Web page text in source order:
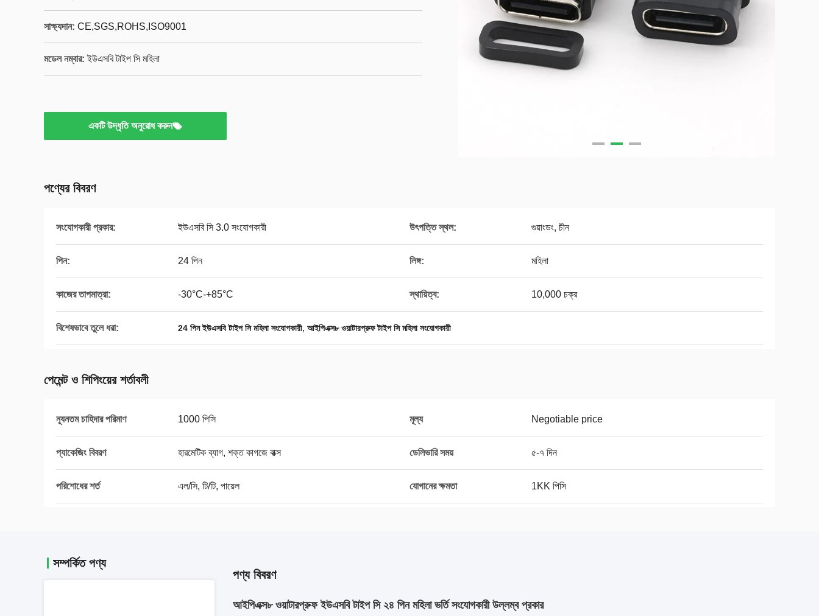
সাক্ষ্যদান: CE,SGS,ROHS,ISO9001
মডেল নম্বার: ইউএসবি টাইপ সি মহিলা
একটি উদ্ধৃতি অনুরোধ করুন
পণ্যের বিবরণ
সংযোগকারী প্রকার: ইউএসবি সি 3.0 সংযোগকারী উৎপত্তি স্থল: গুয়াংডং, চীন
পিন: 24 পিন লিঙ্গ: মহিলা
কাজের তাপমাত্রা: -30°C-+85°C স্থায়িত্ব: 10,000 চক্র
বিশেষভাবে তুলে ধরা: 24 পিন ইউএসবি টাইপ সি মহিলা সংযোগকারী, আইপিএক্স৮ ওয়াটারপ্রুফ টাইপ সি মহিলা সংযোগকারী
পেমেন্ট ও শিপিংয়ের শর্তাবলী
ন্যূনতম চাহিদার পরিমাণ 1000 পিসি মূল্য Negotiable price
প্যাকেজিং বিবরণ হারমেটিক ব্যাগ, শক্ত কাগজে বাক্স ডেলিভারি সময় ৫-৭ দিন
পরিশোধের শর্ত এল/সি, টি/টি, পায়েল যোগানের ক্ষমতা 1KK পিসি
সম্পর্কিত পণ্য
পণ্য বিবরণ
আইপিএক্স৮ ওয়াটারপ্রুফ ইউএসবি টাইপ সি ২৪ পিন মহিলা ভর্তি সংযোগকারী উল্লম্ব প্রকার